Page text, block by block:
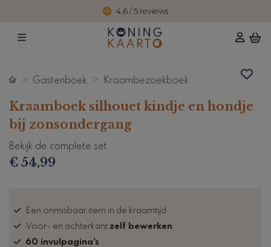
4,6 / 5 reviews
Gastenboek Kraambezoekboek
Kraamboek silhouet kindje en hondje
bij zonsondergang
Bekijk de complete set
€ 54,99
Een onmisbaar item in de kraamtijd
Voor- en achterkant zelf bewerken
60 invulpagina's